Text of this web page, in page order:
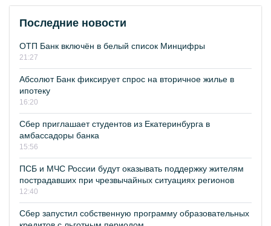
Последние новости
ОТП Банк включён в белый список Минцифры
21:27
Абсолют Банк фиксирует спрос на вторичное жилье в
ипотеку
16:20
Сбер приглашает студентов из Екатеринбурга в
амбассадоры банка
15:56
ПСБ и МЧС России будут оказывать поддержку жителям
пострадавших при чрезвычайных ситуациях регионов
12:40
Сбер запустил собственную программу образовательных